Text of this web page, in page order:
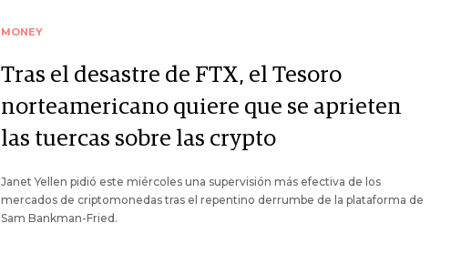
MONEY
Tras el desastre de FTX, el Tesoro
norteamericano quiere que se aprieten
las tuercas sobre las crypto
Janet Yellen pidió este miércoles una supervisión más efectiva de los
mercados de criptomonedas tras el repentino derrumbe de la plataforma de
Sam Bankman-Fried.